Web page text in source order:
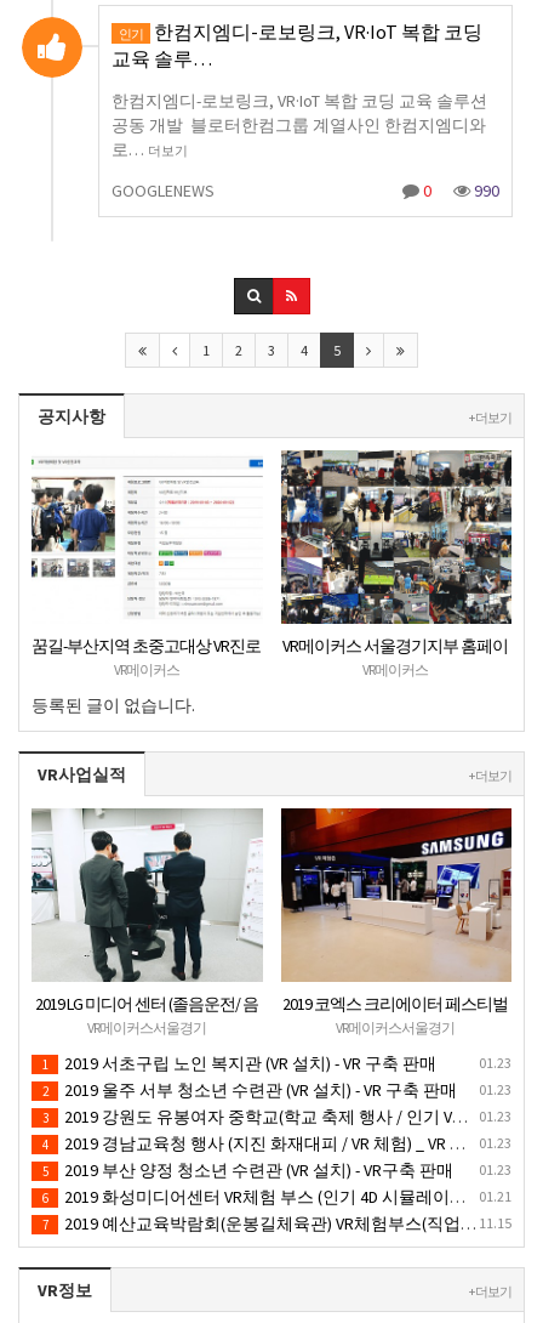
인기
한컴지엠디-로보링크, VR·IoT 복합 코딩
교육 솔루…
한컴지엠디-로보링크, VR·IoT 복합 코딩 교육 솔루션
공동 개발 블로터한컴그룹 계열사인 한컴지엠디와
로… 더보기
GOOGLENEWS 0 990
1 2 3 4 5
공지사항 + 더보기
꿈길-부산지역 초중고대상 VR진로
직업체험 + VR안전교육 프로그램
운영공고
VR메이커스
VR메이커스 서울경기지부 홈페이
지 오픈
VR메이커스
등록된 글이 없습니다.
VR사업실적 + 더보기
2019 LG 미디어 센터 (졸음운전/ 음
주운전 체험 행사) VR 체험 - VR 렌탈
대여 행사
VR메이커스서울경기
2019 코엑스 크리에이터 페스티벌
VR체험 부스 (인기 VR 체험) - VR렌
탈대여 행사
VR메이커스서울경기
01.23
1 2019 서초구립 노인 복지관 (VR 설치) - VR 구축 판매
01.23
2 2019 울주 서부 청소년 수련관 (VR 설치) - VR 구축 판매
01.23
3 2019 강원도 유봉여자 중학교(학교 축제 행사 / 인기 VR 컨텐츠 ) - VR렌탈대여 행사
01.23
4 2019 경남교육청 행사 (지진 화재대피 / VR 체험) _ VR 렌탈대여행사
01.23
5 2019 부산 양정 청소년 수련관 (VR 설치) - VR구축 판매
01.21
6 2019 화성미디어센터 VR체험 부스 (인기 4D 시뮬레이터 체험)- VR렌탈
11.15
7 2019 예산교육박람회(운봉길체육관) VR체험부스(직업진로체험 / 인기VR체험)-VR렌탈대여행사
VR정보 + 더보기